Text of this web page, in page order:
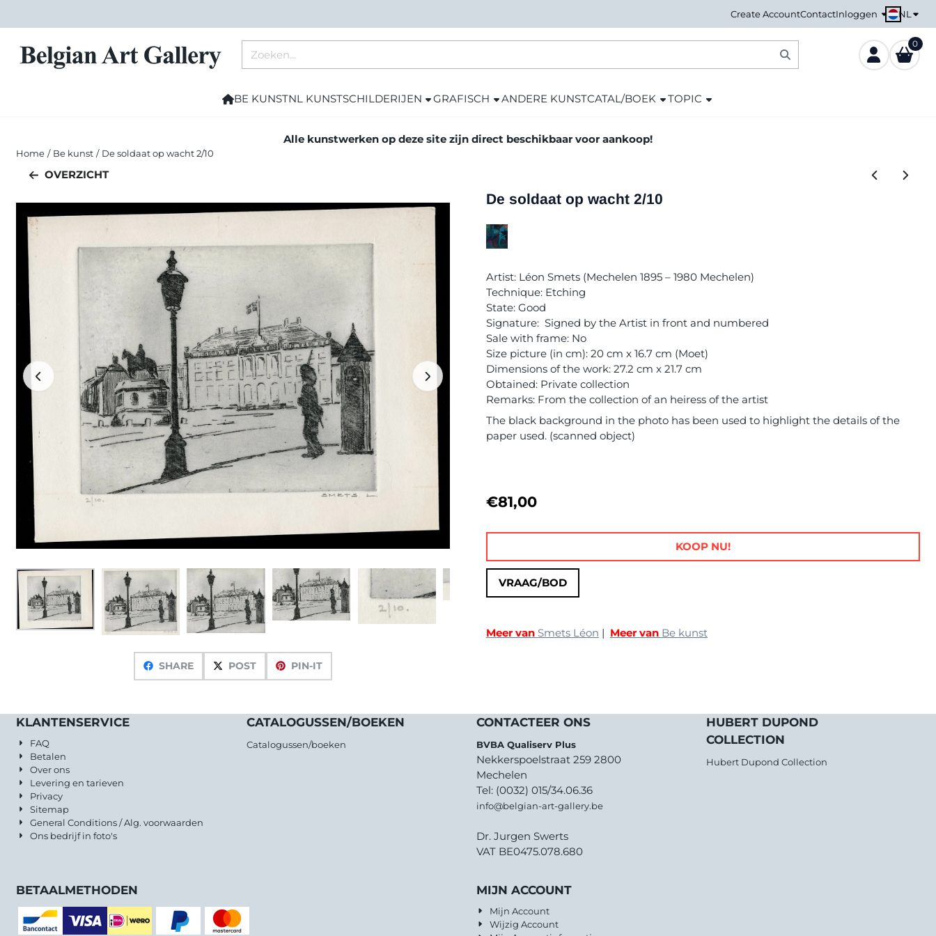
Create AccountContactInloggen NL
0
BE KUNSTNL KUNSTSCHILDERIJEN GRAFISCH ANDERE KUNSTCATAL/BOEK TOPIC
Alle kunstwerken op deze site zijn direct beschikbaar voor aankoop!
Home / Be kunst / De soldaat op wacht 2/10
OVERZICHT
SHARE POST PIN-IT
De soldaat op wacht 2/10
Artist: Léon Smets (Mechelen 1895 – 1980 Mechelen)
Technique: Etching
State: Good
Signature: Signed by the Artist in front and numbered
Sale with frame: No
Size picture (in cm): 20 cm x 16.7 cm (Moet)
Dimensions of the work: 27.2 cm x 21.7 cm
Obtained: Private collection
Remarks: From the collection of an heiress of the artist
The black background in the photo has been used to highlight the details of the
paper used. (scanned object)
€81,00
VRAAG/BOD
KOOP NU!
Meer van Smets Léon | Meer van Be kunst
KLANTENSERVICE
FAQ
Betalen
Over ons
Levering en tarieven
Privacy
Sitemap
General Conditions / Alg. voorwaarden
Ons bedrijf in foto's
CATALOGUSSEN/BOEKEN
Catalogussen/boeken
CONTACTEER ONS
BVBA Qualiserv Plus
Nekkerspoelstraat 259 2800
Mechelen
Tel: (0032) 015/34.06.36
info@belgian-art-gallery.be
Dr. Jurgen Swerts
VAT BE0475.078.680
HUBERT DUPOND
COLLECTION
Hubert Dupond Collection
BETAALMETHODEN MIJN ACCOUNT
Mijn Account
Wijzig Account